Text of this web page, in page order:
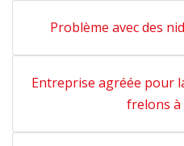
Problème avec des
Entreprise agréée pour
frelons à